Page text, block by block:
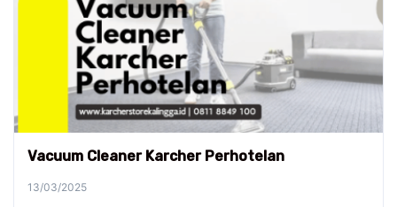
Vacuum Cleaner Karcher Perhotelan
13/03/2025